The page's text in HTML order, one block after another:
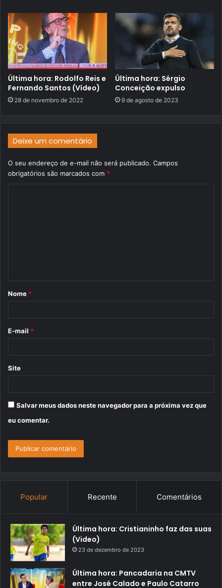
Última hora: Rodolfo Reis e
Fernando Santos (Vídeo)
28 de novembro de 2022
Última hora: Sérgio
Conceição expulso
9 de agosto de 2023
Deixe um comentário
O seu endereço de e-mail não será publicado. Campos
obrigatórios são marcados com *
r
Nome *
E-mail *
Site
Salvar meus dados neste navegador para a próxima vez que
eu comentar.
Popular Recente Comentários
Última hora: Cristianinho faz das suas
(Video)
23 de dezembro de 2023
Última hora: Pancadaria na CMTV
entre José Calado e Paulo Catarro